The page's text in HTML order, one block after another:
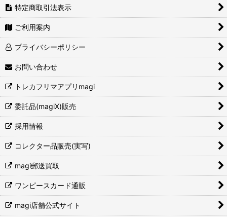
特定商取引法表示
ご利用案内
プライバシーポリシー
お問い合わせ
トレカフリマアプリmagi
委託品(magiX)販売
採用情報
コレクター品販売(実写)
magi郵送買取
ワンピースカード通販
magi店舗公式サイト